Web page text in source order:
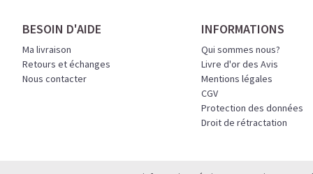
allié parfait après
Pour ceux qui veulent
Découvrir leLatte
🍯 CAFÉ FRAPPÉ AU
BESOIN D'AIDE
Ma livraison
Retours et échanges
Nous contacter
INFORMATIONS
Qui sommes nous?
Livre d'or des Avis
Mentions légales
CGV
Protection des données
Droit de rétractation